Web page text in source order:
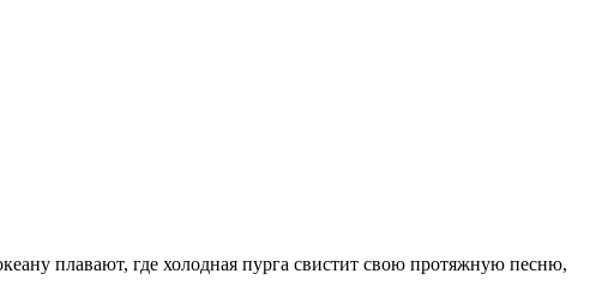
плавают, где холодная пурга свистит свою протяжную песню,